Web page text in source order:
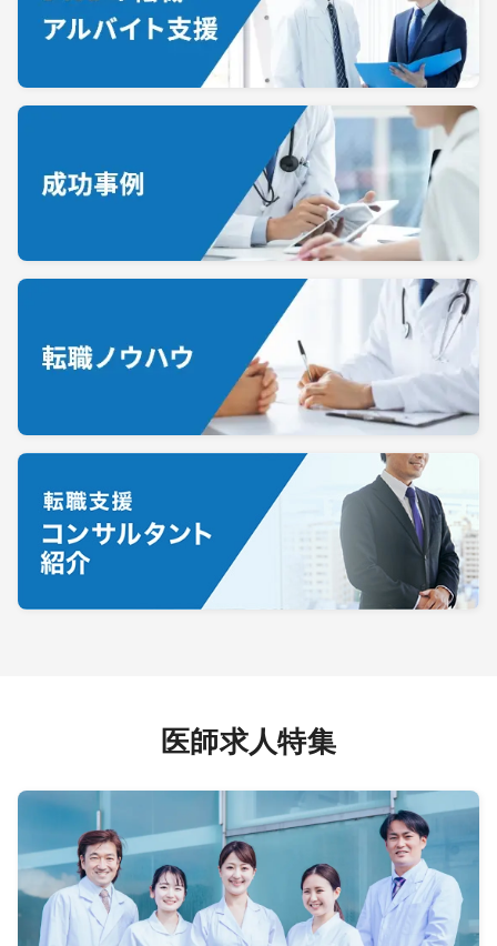
医師求人特集